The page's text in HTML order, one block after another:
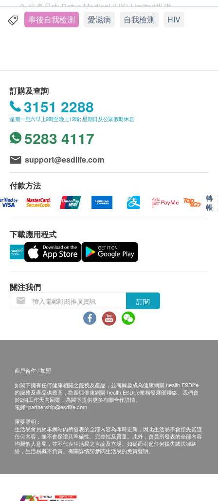
愛滋病病毒 (HIV Self Test ) 快速自我測試
本測試是透過檢測體內製造對抗HIV感染的抗體。
鐘使用口腔清潔產品。
警告：如果您正接受 HIV 治療 (ARVs)，或會引致
測試結果錯誤。
簡單５步驟
鋁箔袋,包括：測試棒，測試膠瓶，乾燥劑
此產品由 Potus Medical (HK) Limited提供。
如有任何爭議， Potus Medical (HK) Limited及健
我們將於確定訂單後1-2個工作天內安排發貨。
不排除運送時間會因
八號烈風訊號懸掛或黑色暴雨警告生效時，送貨服
務時間將會延遲。
所有訂單須視乎相關貨品的供應情況再作最後確
認。倘若健康網購health.ESDlife未能提供任何訂
單上的貨品，健康網購health.ESDlife有權拒絕接
受該訂單，並且會於送貨前透過電話或電郵通知顧
客再作安排。
當顧客收取已訂購之貨品時，有責任檢查貨品是否
有損毀情況，一經確認簽收，恕不接受退換。
退換產品必須包裝完整，如退換之產品有任何殘缺
若顧客發現於本機構/ 網站購買的檢測工具於運送
過程損毀或有檢測工具缺少，可於購買後 1 個月內
向博立醫療換相同數量新檢測工具乙枚，請電郵我
們核實有關情況。如有相關情況可致電 +852-
health.ESDlife將保留最終決定權。
事後自我檢測 愛滋病 自我檢測 HIV
訂購及查詢
3151 2288
星期一至六早上9時至晚上12時; 星期日及公眾假期休息
5283 4117
support@esdlife.com
付款方法
轉
帳
下載應用程式
關注我們
訂閱
商戶合作 / 加盟
如閣下擁有任何健康相關之服務及產品，並有興趣成為健康網購 health.ESDlife
的服務及產品供應商，歡迎與健康網購 health.ESDlife業務發展部聯絡。我們會
於2個工作天內回覆，為閣下提供更多有關合作詳情。
電郵: partnership@esdlife.com
重要聲明：
生活易會員於本網站內所發表的全部內容為即時更新，因此生活易不會預先審查
任何內容，並不會保證其準確性、完整性及質量。此外，會員所發表的全部內容
均屬個人意見，並不代表生活易之言論及立場。如從而引起任何損失或法律糾
紛，生活易概不負責。有關詳情請參閱生活易的免責聲明。